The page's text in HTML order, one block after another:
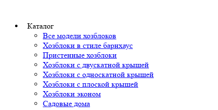
Каталог
Все модели хозблоков
Хозблоки в стиле барнхаус
Пристенные хозблоки
Хозблоки с двускатной крышей
Хозблоки с односкатной крышей
Хозблоки с плоской крышей
Хозблоки эконом
Садовые дома